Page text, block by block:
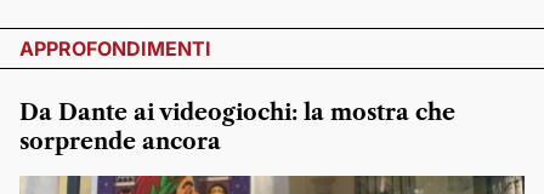
APPROFONDIMENTI
Da Dante ai videogiochi: la mostra che
sorprende ancora